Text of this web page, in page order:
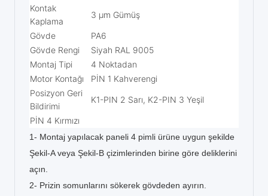
Kontak
Kaplama
3 μm Gümüş
Gövde
PA6
Gövde Rengi
Siyah RAL 9005
Montaj Tipi
4 Noktadan
Motor Kontağı
PİN 1 Kahverengi
Posizyon Geri
Bildirimi
K1-PIN 2 Sarı, K2-PIN 3 Yeşil
PİN 4 Kırmızı
1- Montaj yapılacak paneli 4 pimli ürüne uygun şekilde
Şekil-A veya Şekil-B çizimlerinden birine göre deliklerini
açın.
2- Prizin somunlarını sökerek gövdeden ayırın.